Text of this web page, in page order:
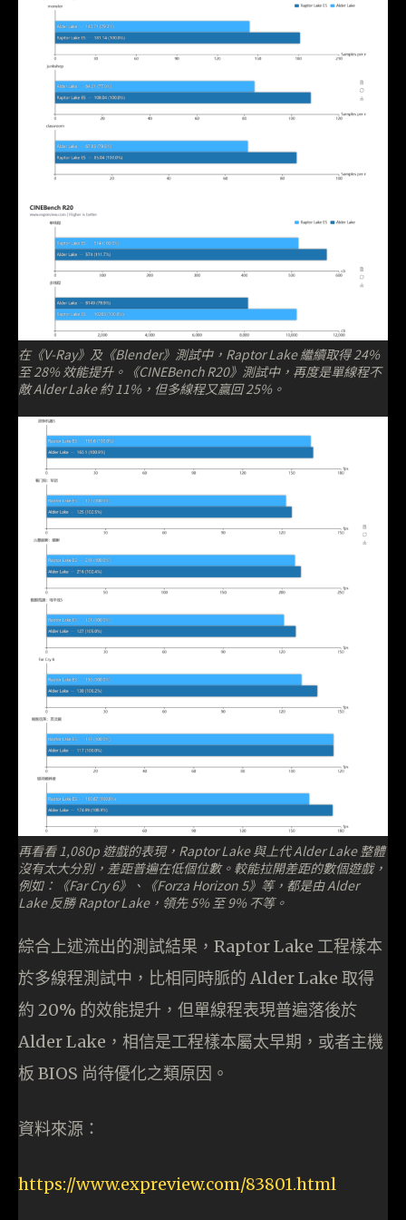
在《V-Ray》及《Blender》測試中，Raptor Lake 繼續取得 24%
至 28% 效能提升。《CINEBench R20》測試中，再度是單線程不
敵 Alder Lake 約 11%，但多線程又贏回 25%。
再看看 1,080p 遊戲的表現，Raptor Lake 與上代 Alder Lake 整體
沒有太大分別，差距普遍在低個位數。較能拉開差距的數個遊戲，
例如：《Far Cry 6》、《Forza Horizon 5》等，都是由 Alder
Lake 反勝 Raptor Lake，領先 5% 至 9% 不等。
綜合上述流出的測試結果，Raptor Lake 工程樣本
於多線程測試中，比相同時脈的 Alder Lake 取得
約 20% 的效能提升，但單線程表現普遍落後於
Alder Lake，相信是工程樣本屬太早期，或者主機
板 BIOS 尚待優化之類原因。
資料來源：
https://www.expreview.com/83801.html